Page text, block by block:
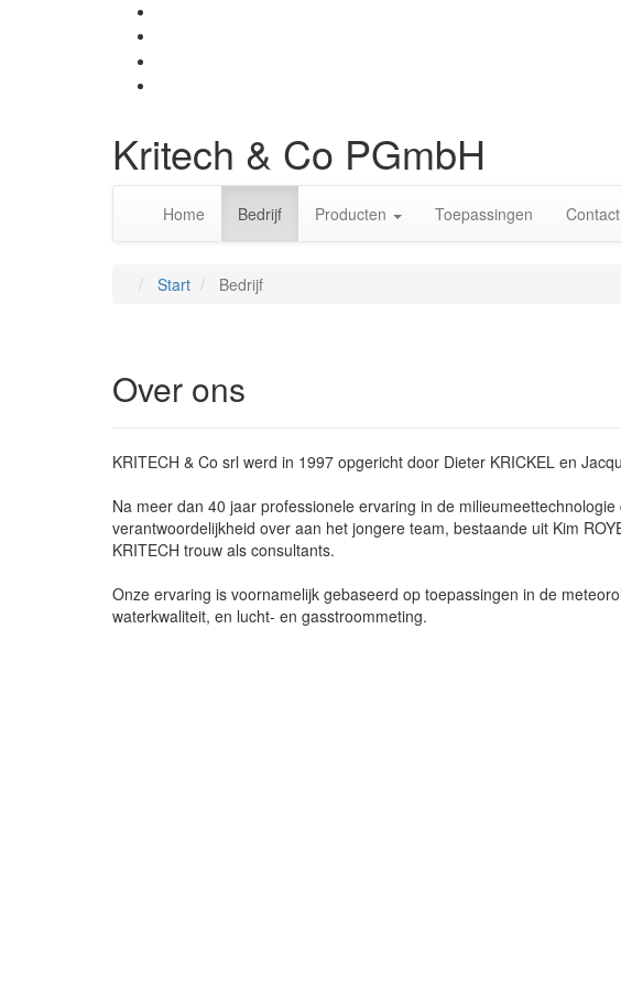
Kritech & Co PGmbH
Home Bedrijf Producten Toepassingen Contact
Start Bedrijf
Over ons
KRITECH & Co srl werd in 1997 opgericht door Dieter KRICKEL en
Na meer dan 40 jaar professionele ervaring in de
verantwoordelijkheid over aan het jongere team, bestaande uit Kim
KRITECH trouw als consultants.
Onze ervaring is voornamelijk gebaseerd op toepassingen in de
waterkwaliteit, en lucht- en gasstroommeting.